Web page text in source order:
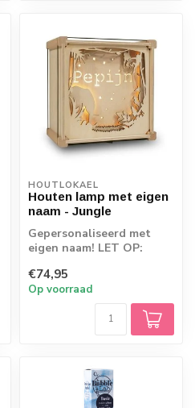
HOUTLOKAEL
Houten lamp met eigen
naam - Jungle
Gepersonaliseerd met
eigen naam! LET OP:
rechtstreeks vanaf d...
€74,95
Op voorraad